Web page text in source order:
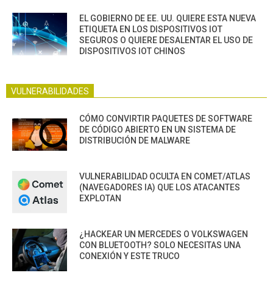
EL GOBIERNO DE EE. UU. QUIERE ESTA NUEVA
ETIQUETA EN LOS DISPOSITIVOS IOT
SEGUROS O QUIERE DESALENTAR EL USO DE
DISPOSITIVOS IOT CHINOS
VULNERABILIDADES
CÓMO CONVIRTIR PAQUETES DE SOFTWARE
DE CÓDIGO ABIERTO EN UN SISTEMA DE
DISTRIBUCIÓN DE MALWARE
VULNERABILIDAD OCULTA EN COMET/ATLAS
(NAVEGADORES IA) QUE LOS ATACANTES
EXPLOTAN
¿HACKEAR UN MERCEDES O VOLKSWAGEN
CON BLUETOOTH? SOLO NECESITAS UNA
CONEXIÓN Y ESTE TRUCO